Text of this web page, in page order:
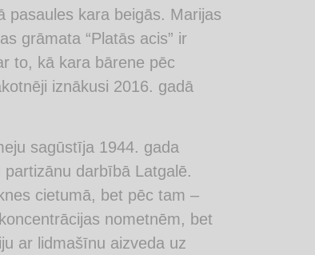
pasaules kara beigās. Marijas
grāmata “Platās acis” ir
to, kā kara bārene pēc
iznākusi 2016. gadā
sagūstīja 1944. gada
darbībā Latgalē.
cietumā, bet pēc tam –
nometnēm, bet
ar lidmašīnu aizveda uz